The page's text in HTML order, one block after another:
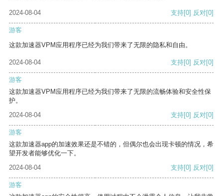
2024-08-04 支持[0] 反对[0]
游客
这款加速器VPM应用程序已经为我们带来了无限的隐私和自由。
2024-08-04 支持[0] 反对[0]
游客
这款加速器VPM应用程序已经为我们带来了无限的流畅体验和安全性保
护。
2024-08-04
支持[0] 反对[0]
游客
这款加速器app的加速效果还是不错的，但偶尔也会出现卡顿的情况，希
望开发者能够优化一下。
2024-08-04
支持[0] 反对[0]
游客